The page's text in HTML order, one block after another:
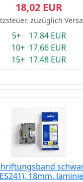
18,02 EUR
zuzüglich
5+ 17.84 EUR
10+ 17.66 EUR
15+ 17.48 EUR
18mm,